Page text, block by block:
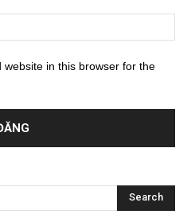
in this browser for the